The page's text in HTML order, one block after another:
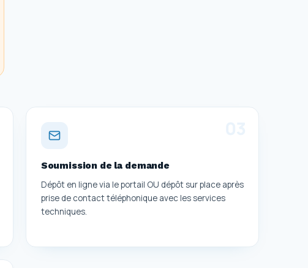
Soumission de la demande
Dépôt en ligne via le portail OU dépôt sur place après
prise de contact téléphonique avec les services
techniques.